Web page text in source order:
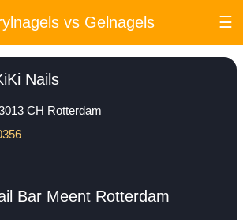
vs Gelnagels ☰
Nails
CH Rotterdam
Bar Meent Rotterdam